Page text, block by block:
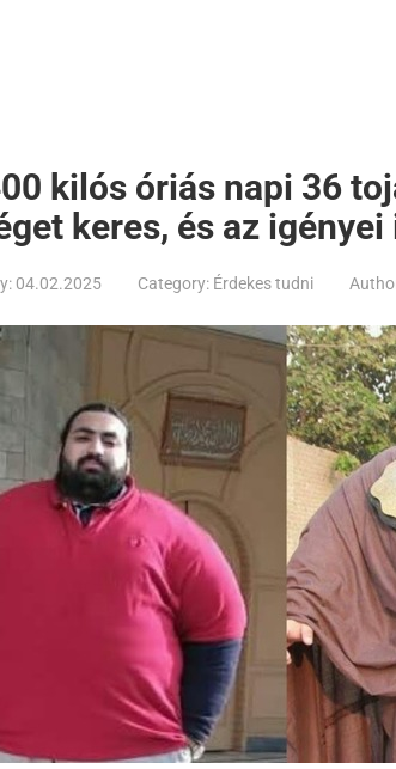
kilós óriás napi 36
keres, és az
04.02.2025 Category: Érdekes tudni